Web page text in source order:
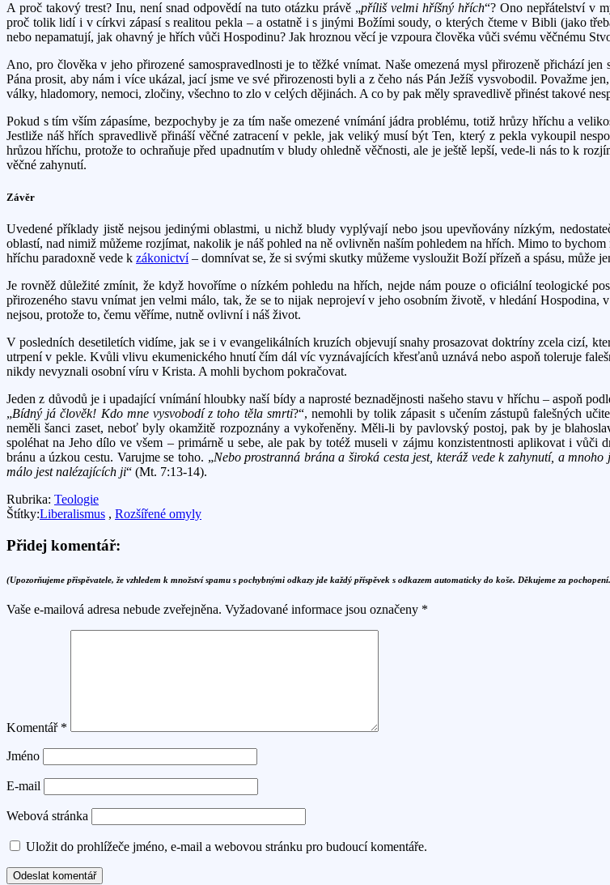
A proč takový trest? Inu, není snad odpovědí na tuto otázku právě „příliš velmi hříšný hřích“? Ono nepřátelství v
proč tolik lidí i v církvi zápasí s realitou pekla – a ostatně i s jinými Božími soudy, o kterých čteme v Bibli (jako
nebo nepamatují, jak ohavný je hřích vůči Hospodinu? Jak hroznou věcí je vzpoura člověka vůči svému věčnému
Ano, pro člověka v jeho přirozené samospravedlnosti je to těžké vnímat. Naše omezená mysl přirozeně přichází
Pána prosit, aby nám i více ukázal, jací jsme ve své přirozenosti byli a z čeho nás Pán Ježíš vysvobodil. Považme
války, hladomory, nemoci, zločiny, všechno to zlo v celých dějinách. A co by pak měly spravedlivě přinést takové
Pokud s tím vším zápasíme, bezpochyby je za tím naše omezené vnímání jádra problému, totiž hrůzy hříchu a
Jestliže náš hřích spravedlivě přináší věčné zatracení v pekle, jak veliký musí být Ten, který z pekla vykoupil
hrůzou hříchu, protože to ochraňuje před upadnutím v bludy ohledně věčnosti, ale je ještě lepší, vede-li nás to k
věčné zahynutí.
Závěr
Uvedené příklady jistě nejsou jedinými oblastmi, u nichž bludy vyplývají nebo jsou upevňovány nízkým,
oblastí, nad nimiž můžeme rozjímat, nakolik je náš pohled na ně ovlivněn naším pohledem na hřích. Mimo to
hříchu paradoxně vede k zákonictví– domnívat se, že si svými skutky můžeme vysloužit Boží přízeň a spásu, může
Je rovněž důležité zmínit, že když hovoříme o nízkém pohledu na hřích, nejde nám pouze o oficiální teologické
přirozeného stavu vnímat jen velmi málo, tak, že se to nijak neprojeví v jeho osobním životě, v hledání
nejsou, protože to, čemu věříme, nutně ovlivní i náš život.
V posledních desetiletích vidíme, jak se i v evangelikálních kruzích objevují snahy prosazovat doktríny zcela cizí,
utrpení v pekle. Kvůli vlivu ekumenického hnutí čím dál víc vyznávajících křesťanů uznává nebo aspoň toleruje
nikdy nevyznali osobní víru v Krista. A mohli bychom pokračovat.
Jeden z důvodů je i upadající vnímání hloubky naší bídy a naprosté beznadějnosti našeho stavu v hříchu – aspoň
„Bídný já člověk! Kdo mne vysvobodí z toho těla smrti?“, nemohli by tolik zápasit s učením zástupů falešných
neměli šanci zaset, neboť byly okamžitě rozpoznány a vykořeněny. Měli-li by pavlovský postoj, pak by je
spoléhat na Jeho dílo ve všem – primárně u sebe, ale pak by totéž museli v zájmu konzistentnosti aplikovat i vůči
bránu a úzkou cestu. Varujme se toho. „Nebo prostranná brána a široká cesta jest, kteráž vede k zahynutí, a
málo jest nalézajících ji“ (Mt. 7:13-14).
Rubrika: Teologie
Štítky:Liberalismus , Rozšířené omyly
Přidej komentář:
(Upozorňujeme přispěvatele, že vzhledem k množství spamu s pochybnými odkazy jde každý příspěvek s odkazem automaticky do koše. Děkujeme za
Vaše e-mailová adresa nebude zveřejněna. Vyžadované informace jsou označeny *
Komentář *
Jméno
E-mail
Webová stránka
Uložit do prohlížeče jméno, e-mail a webovou stránku pro budoucí komentáře.